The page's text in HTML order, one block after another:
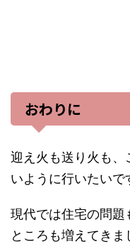
おわりに
迎え火も送り火も、
いように行いたいで
現代では住宅の問題
ところも増えてきま